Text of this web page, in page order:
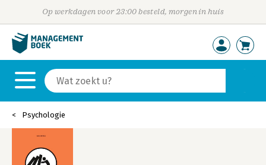
Op werkdagen voor 23:00 besteld, morgen in huis
Psychologie